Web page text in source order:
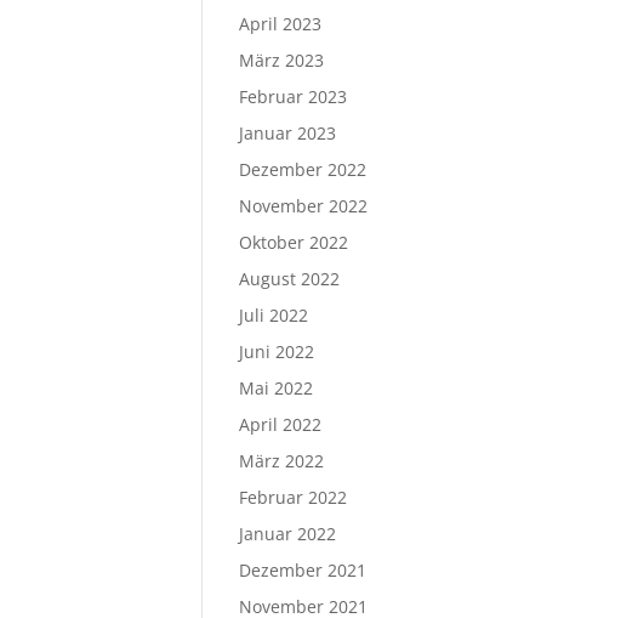
April 2023
März 2023
Februar 2023
Januar 2023
Dezember 2022
November 2022
Oktober 2022
August 2022
Juli 2022
Juni 2022
Mai 2022
April 2022
März 2022
Februar 2022
Januar 2022
Dezember 2021
November 2021